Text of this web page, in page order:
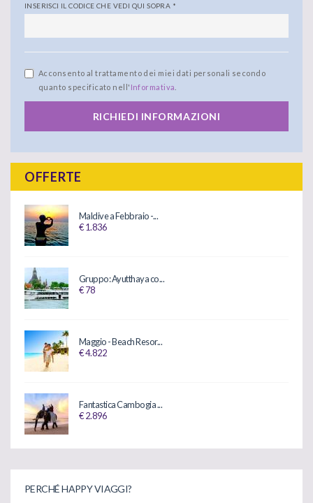
INSERISCI IL CODICE CHE VEDI QUI SOPRA *
Acconsento al trattamento dei miei dati personali secondo
quanto specificato nell' Informativa
RICHIEDI INFORMAZIONI
OFFERTE
Maldive a Febbraio -...
€ 1.836
Gruppo: Ayutthaya co...
€ 78
Maggio - Beach Resor...
€ 4.822
Fantastica Cambogia ...
€ 2.896
PERCHÉ HAPPY VIAGGI?